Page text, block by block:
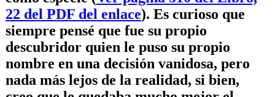
22 del PDF del enlace). Es curioso que
siempre pensé que fue su propio
descubridor quien le puso su propio
nombre en una decisión vanidosa, pero
nada más lejos de la realidad, si bien,